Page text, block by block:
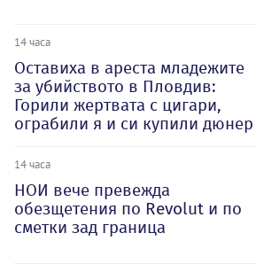
14 часа
Оставиха в ареста младежите
за убийството в Пловдив:
Горили жертвата с цигари,
ограбили я и си купили дюнер
14 часа
НОИ вече превежда
обезщетения по Revolut и по
сметки зад граница